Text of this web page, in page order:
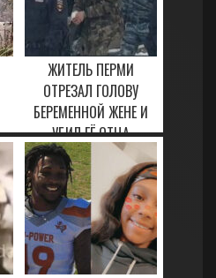
ЖИТЕЛЬ ПЕРМИ
ОТРЕЗАЛ ГОЛОВУ
БЕРЕМЕННОЙ ЖЕНЕ И
УБИЛ ЕЁ ОТЦА
5 ФЕВРАЛЯ, 2021